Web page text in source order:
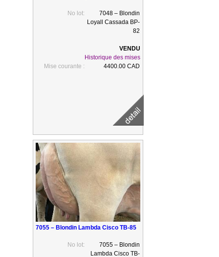
No lot:
7048 – Blondin
Loyall Cassada BP-
82
Historique des mises
Mise courante :
4400.00 CAD
7055 – Blondin Lambda Cisco TB-85
No lot:
7055 – Blondin
Lambda Cisco TB-